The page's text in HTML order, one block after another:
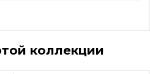
коллекции